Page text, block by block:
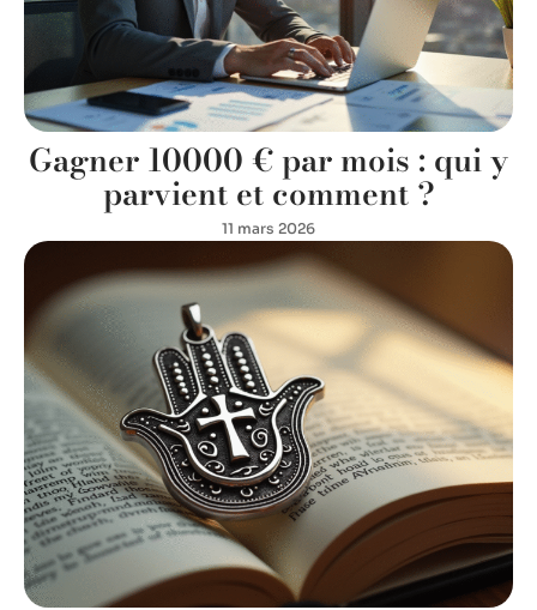
Gagner 10000 € par mois : qui y
parvient et comment ?
11 mars 2026